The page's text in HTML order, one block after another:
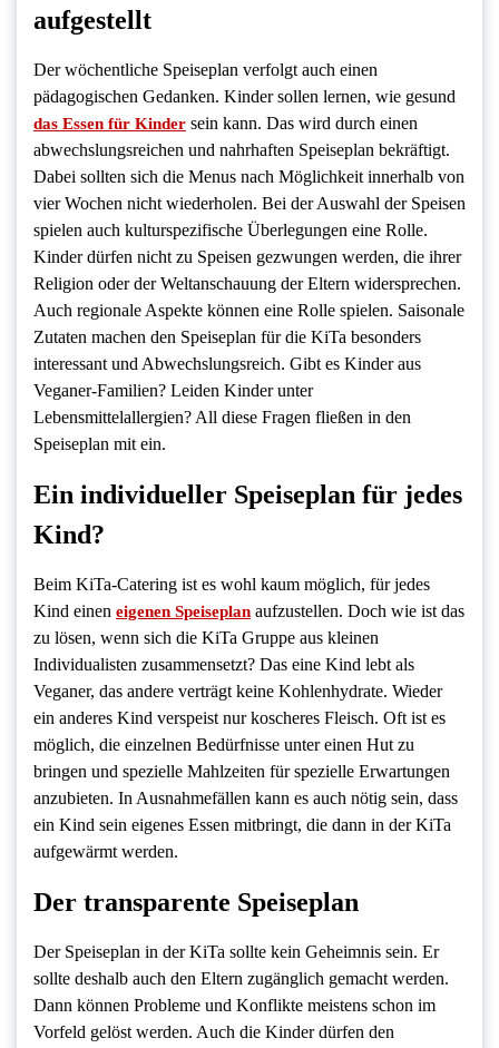
aufgestellt
Der wöchentliche Speiseplan verfolgt auch einen
pädagogischen Gedanken. Kinder sollen lernen, wie gesund
das Essen für Kinder sein kann. Das wird durch einen
abwechslungsreichen und nahrhaften Speiseplan bekräftigt.
Dabei sollten sich die Menus nach Möglichkeit innerhalb von
vier Wochen nicht wiederholen. Bei der Auswahl der Speisen
spielen auch kulturspezifische Überlegungen eine Rolle.
Kinder dürfen nicht zu Speisen gezwungen werden, die ihrer
Religion oder der Weltanschauung der Eltern widersprechen.
Auch regionale Aspekte können eine Rolle spielen. Saisonale
Zutaten machen den Speiseplan für die KiTa besonders
interessant und Abwechslungsreich. Gibt es Kinder aus
Veganer-Familien? Leiden Kinder unter
Lebensmittelallergien? All diese Fragen fließen in den
Speiseplan mit ein.
Ein individueller Speiseplan für jedes
Kind?
Beim KiTa-Catering ist es wohl kaum möglich, für jedes
Kind einen eigenen Speiseplan aufzustellen. Doch wie ist das
zu lösen, wenn sich die KiTa Gruppe aus kleinen
Individualisten zusammensetzt? Das eine Kind lebt als
Veganer, das andere verträgt keine Kohlenhydrate. Wieder
ein anderes Kind verspeist nur koscheres Fleisch. Oft ist es
möglich, die einzelnen Bedürfnisse unter einen Hut zu
bringen und spezielle Mahlzeiten für spezielle Erwartungen
anzubieten. In Ausnahmefällen kann es auch nötig sein, dass
ein Kind sein eigenes Essen mitbringt, die dann in der KiTa
aufgewärmt werden.
Der transparente Speiseplan
Der Speiseplan in der KiTa sollte kein Geheimnis sein. Er
sollte deshalb auch den Eltern zugänglich gemacht werden.
Dann können Probleme und Konflikte meistens schon im
Vorfeld gelöst werden. Auch die Kinder dürfen den